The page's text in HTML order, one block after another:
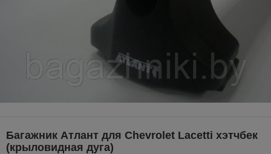
Багажник Атлант для Chevrolet Lacetti хэтчбек
(крыловидная дуга)